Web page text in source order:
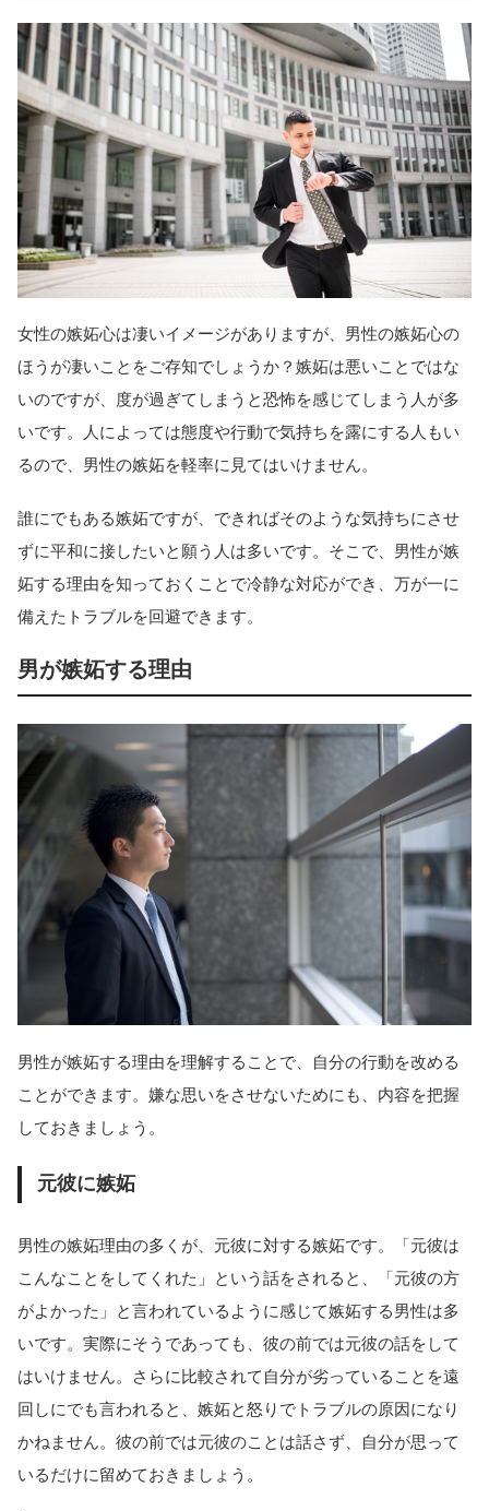
女性の嫉妬心は凄いイメージがありますが、男性の嫉妬心の
ほうが凄いことをご存知でしょうか？嫉妬は悪いことではな
いのですが、度が過ぎてしまうと恐怖を感じてしまう人が多
いです。人によっては態度や行動で気持ちを露にする人もい
るので、男性の嫉妬を軽率に見てはいけません。
誰にでもある嫉妬ですが、できればそのような気持ちにさせ
ずに平和に接したいと願う人は多いです。そこで、男性が嫉
妬する理由を知っておくことで冷静な対応ができ、万が一に
備えたトラブルを回避できます。
男が嫉妬する理由
男性が嫉妬する理由を理解することで、自分の行動を改める
ことができます。嫌な思いをさせないためにも、内容を把握
しておきましょう。
元彼に嫉妬
男性の嫉妬理由の多くが、元彼に対する嫉妬です。「元彼は
こんなことをしてくれた」という話をされると、「元彼の方
がよかった」と言われているように感じて嫉妬する男性は多
いです。実際にそうであっても、彼の前では元彼の話をして
はいけません。さらに比較されて自分が劣っていることを遠
回しにでも言われると、嫉妬と怒りでトラブルの原因になり
かねません。彼の前では元彼のことは話さず、自分が思って
いるだけに留めておきましょう。